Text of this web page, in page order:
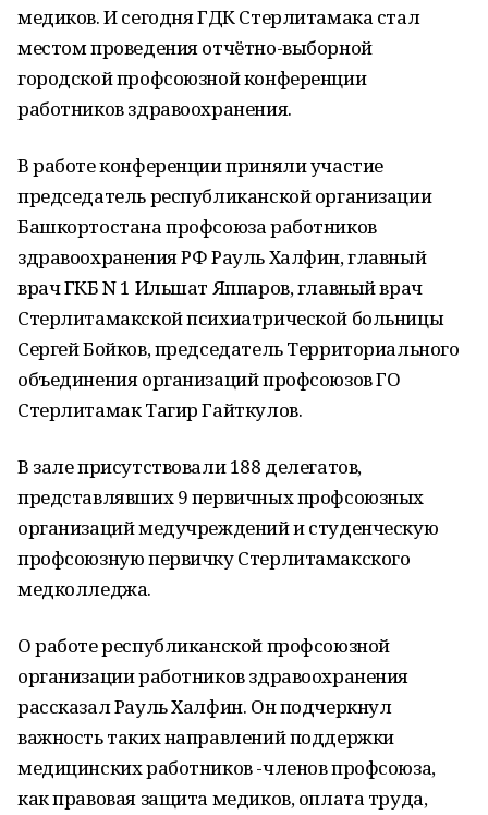
медиков. И сегодня ГДК Стерлитамака стал
местом проведения отчётно-выборной
городской профсоюзной конференции
работников здравоохранения.
В работе конференции приняли участие
председатель республиканской организации
Башкортостана профсоюза работников
здравоохранения РФ Рауль Халфин, главный
врач ГКБ N 1 Ильшат Яппаров, главный врач
Стерлитамакской психиатрической больницы
Сергей Бойков, председатель Территориального
объединения организаций профсоюзов ГО
Стерлитамак Тагир Гайткулов.
В зале присутствовали 188 делегатов,
представлявших 9 первичных профсоюзных
организаций медучреждений и студенческую
профсоюзную первичку Стерлитамакского
медколледжа.
О работе республиканской профсоюзной
организации работников здравоохранения
рассказал Рауль Халфин. Он подчеркнул
важность таких направлений поддержки
медицинских работников -членов профсоюза,
как правовая защита медиков, оплата труда,